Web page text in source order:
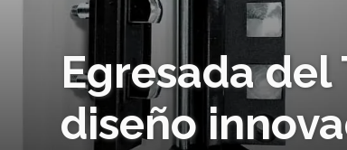
Egresada del
diseño